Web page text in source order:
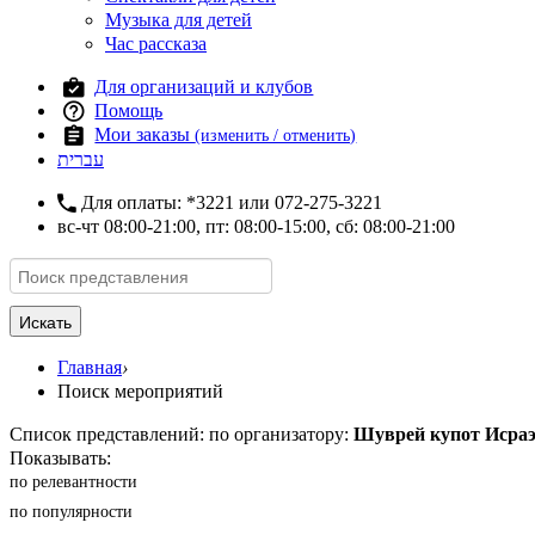
Музыка для детей
Час рассказа
Для организаций и клубов
Помощь
Мои заказы(изменить / отменить)
עברית
Для оплаты: *3221 или 072-275-3221
вс-чт 08:00-21:00, пт: 08:00-15:00, сб: 08:00-21:00
Искать
Главная›
Поиск мероприятий
Список представлений: по организатору: Шуврей купот
Показывать:
по релевантности
по популярности